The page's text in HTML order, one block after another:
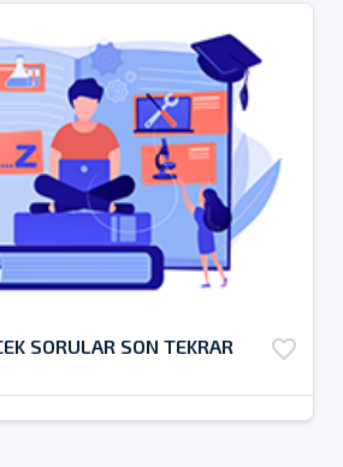
SORULAR SON TEKRAR favorite_border